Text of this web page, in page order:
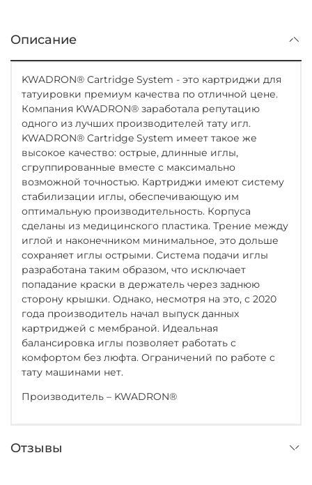
Описание
KWADRON® Cartridge System - это картриджи для
татуировки премиум качества по отличной цене.
Компания KWADRON® заработала репутацию
одного из лучших производителей тату игл.
KWADRON® Cartridge System имеет такое же
высокое качество: острые, длинные иглы,
сгруппированные вместе с максимально
возможной точностью. Картриджи имеют систему
стабилизации иглы, обеспечивающую им
оптимальную производительность. Корпуса
сделаны из медицинского пластика. Трение между
иглой и наконечником минимальное, это дольше
сохраняет иглы острыми. Система подачи иглы
разработана таким образом, что исключает
попадание краски в держатель через заднюю
сторону крышки. Однако, несмотря на это, с 2020
года производитель начал выпуск данных
картриджей с мембраной. Идеальная
балансировка иглы позволяет работать с
комфортом без люфта. Ограничений по работе c
тату машинами нет.
Производитель – KWADRON®
Отзывы